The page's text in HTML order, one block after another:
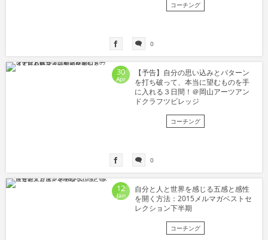
コーチング
0
30
Apr
【予告】自分の思い込みとパターン
を打ち破って、本当に望むものを手
に入れる３日間！＠岡山アーツアン
ドクラフツビレッジ
コーチング
0
12
Jan
自分と人と世界を感じる五感と感性
を開く方法：2015メルマガベストセ
レクション下半期
コーチング